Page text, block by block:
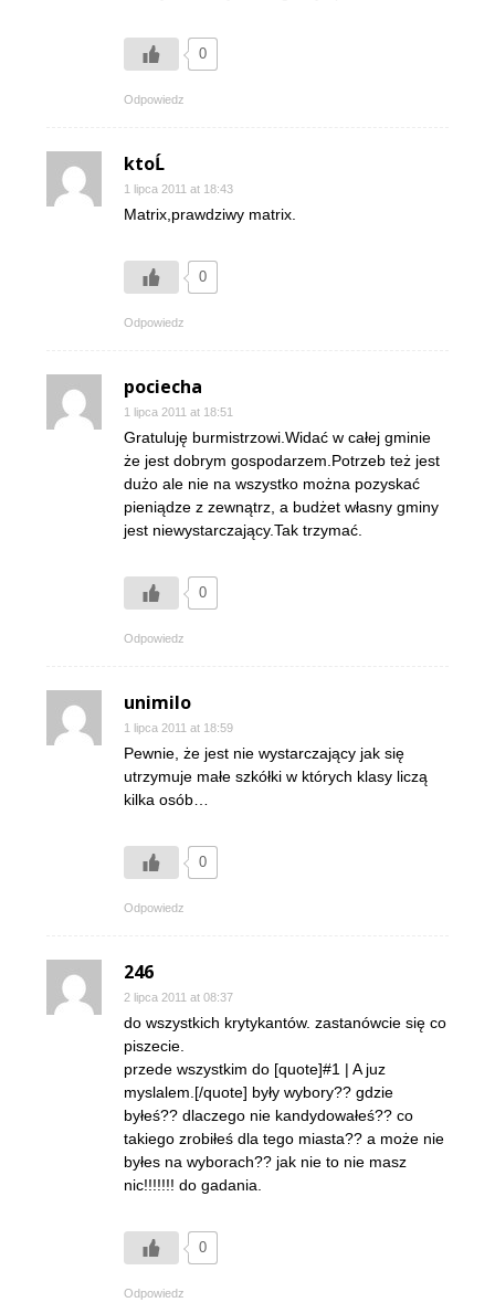
0
Odpowiedz
ktoĹ
1 lipca 2011 at 18:43
Matrix,prawdziwy matrix.
0
Odpowiedz
pociecha
1 lipca 2011 at 18:51
Gratuluję burmistrzowi.Widać w całej gminie
że jest dobrym gospodarzem.Potrzeb też jest
dużo ale nie na wszystko można pozyskać
pieniądze z zewnątrz, a budżet własny gminy
jest niewystarczający.Tak trzymać.
0
Odpowiedz
unimilo
1 lipca 2011 at 18:59
Pewnie, że jest nie wystarczający jak się
utrzymuje małe szkółki w których klasy liczą
kilka osób…
0
Odpowiedz
246
2 lipca 2011 at 08:37
do wszystkich krytykantów. zastanówcie się co
piszecie.
przede wszystkim do [quote]#1 | A juz
myslalem.[/quote] były wybory?? gdzie
byłeś?? dlaczego nie kandydowałeś?? co
takiego zrobiłeś dla tego miasta?? a może nie
byłes na wyborach?? jak nie to nie masz
nic!!!!!!! do gadania.
0
Odpowiedz